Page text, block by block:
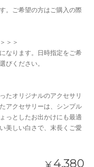
。ご希望の方はご購入の際
＞＞
なります。日時指定をご希
びください。
たオリジナルのアクセサリ
アクセサリーは、シンプル
っとしたお出かけにも最適
美しい白さで、末長くご愛
¥4,380